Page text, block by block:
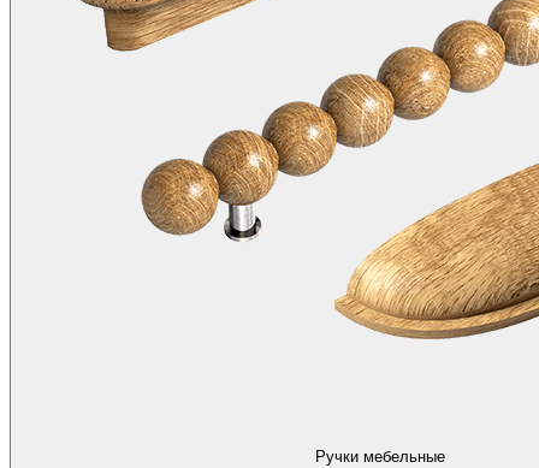
Ручки мебельные